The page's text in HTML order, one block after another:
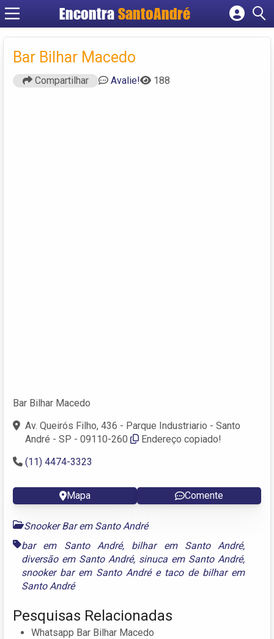
Encontra SantoAndré
Cadastrar empresa
Criar conta
Bar Bilhar Macedo
Compartilhar Avalie! 188
Bar Bilhar Macedo
Av. Queirós Filho, 436 - Parque Industriario - Santo
André - SP - 09110-260
Endereço copiado!
(11) 4474-3323
Mapa Comente
Snooker Bar em Santo André
bar em Santo André, bilhar em Santo André,
diversão em Santo André, sinuca em Santo André,
snooker bar em Santo Andrée taco de bilhar em
Santo André
Pesquisas Relacionadas
Whatsapp Bar Bilhar Macedo